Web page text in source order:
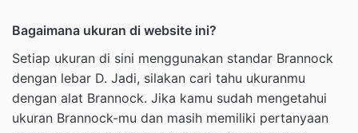
Bagaimana ukuran di website ini?
Setiap ukuran di sini menggunakan standar Brannock
dengan lebar D. Jadi, silakan cari tahu ukuranmu
dengan alat Brannock. Jika kamu sudah mengetahui
ukuran Brannock-mu dan masih memiliki pertanyaan